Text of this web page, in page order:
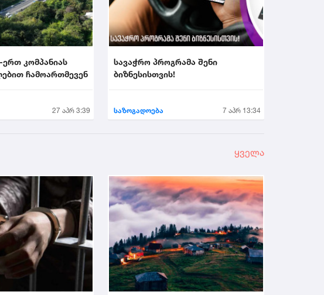
კომპანიას
ჩამოართმევენ
27 აპრ 3:39
სავაჭრო პროგრამა შენი
ბიზნესისთვის!
საზოგადოება 7 აპრ 13:34
ყველა